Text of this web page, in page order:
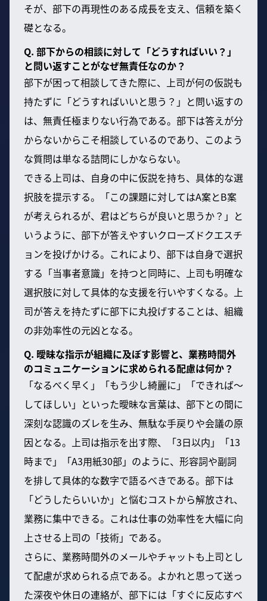
そが、部下の再現性のある成長を支え、信頼を築く
礎となる。
Q. 部下からの相談に対して「どうすればいい？」
と問い返すことがなぜ無責任なのか？
部下が困って相談してきた際に、上司が何の仮説も
持たずに「どうすればいいと思う？」と問い返すの
は、無責任極まりない行為である。部下は答えが分
からないからこそ相談しているのであり、このよう
な質問は単なる詰問にしかならない。
できる上司は、自身の中に仮説を持ち、具体的な選
択肢を提示する。「この課題に対してはA案とB案
が考えられるが、君はどちらが良いと思うか？」と
いうように、部下が答えやすいクローズドクエスチ
ョンを投げかける。これにより、部下は自身で選択
する「当事者意識」を持つと同時に、上司も明確な
選択肢に対して具体的な支援を行いやすくなる。上
司が答えを持たずに部下に丸投げすることは、組織
の非効率性の元凶となる。
Q. 曖昧な指示が組織に及ぼす影響と、業務時間外
のコミュニケーションに求められる配慮は何か？
「なるべく早く」「もう少し綺麗に」「できれば〜
してほしい」といった曖昧な言葉は、部下との間に
深刻な認識のズレを生み、無駄な手戻りや会議の原
因となる。上司は指示を出す際、「3日以内」「13
時まで」「A3用紙30部」のように、形容詞や副詞
を排して具体的な数字で語るべきである。部下は
「どうしたらいいか」と悩むコストから解放され、
業務に集中できる。これは仕事の効率性を大幅に向
上させる上司の「技術」である。
さらに、業務時間外のメールやチャットも上司とし
て配慮が求められる点である。よかれと思って送っ
た深夜や休日の連絡が、部下には「すぐに反応すべ